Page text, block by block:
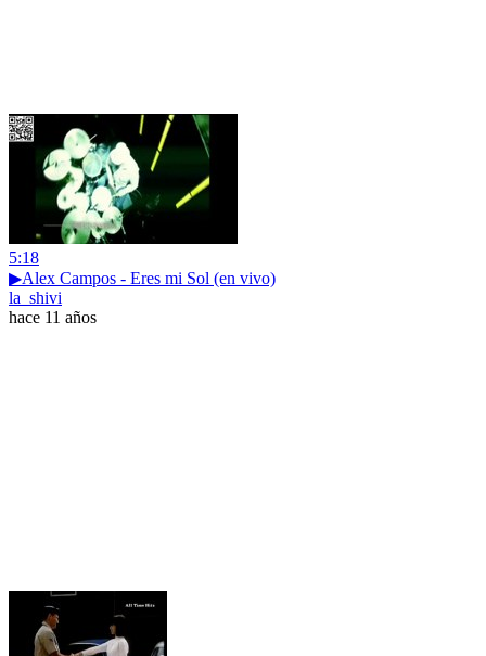
5:18
▶Alex Campos - Eres mi Sol (en vivo)
la_shivi
hace 11 años